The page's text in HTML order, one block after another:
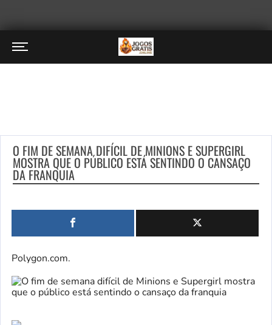
O FIM DE SEMANA DIFÍCIL DE MINIONS E SUPERGIRL
MOSTRA QUE O PÚBLICO ESTÁ SENTINDO O CANSAÇO
DA FRANQUIA
Polygon.com.